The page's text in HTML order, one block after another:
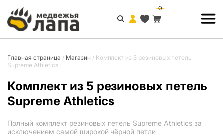
0
Главная страница / Магазин / Комплект из 5 резиновых петель
Supreme Athletics
Комплект из 5 резиновых петель
Supreme Athletics
Полный комплект резиновых петель Supreme Athletics за
исключением самой широкой чёрной петли